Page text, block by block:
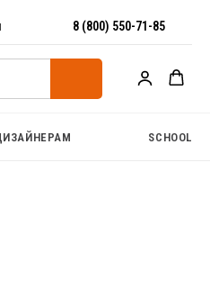
8 (800) 550-71-85
SCHOOL